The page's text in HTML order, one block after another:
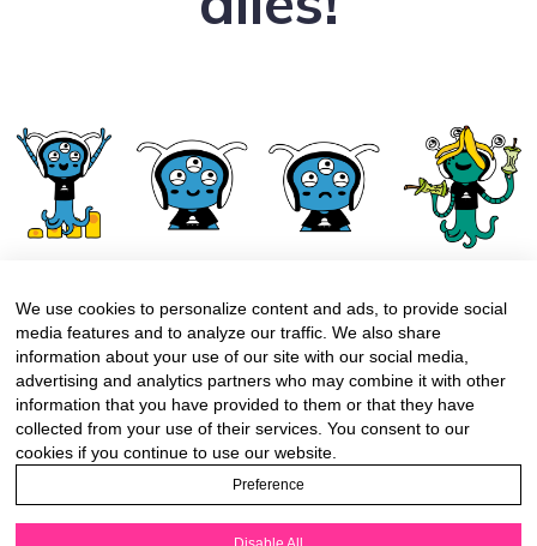
www.schlau-mit-wow.de
www.mint-zirkel.de
We use cookies to personalize content and ads, to provide social
media features and to analyze our traffic. We also share
information about your use of our site with our social media,
advertising and analytics partners who may combine it with other
information that you have provided to them or that they have
collected from your use of their services. You consent to our
cookies if you continue to use our website.
Preference